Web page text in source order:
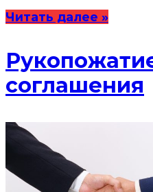
Читать далее »
соглашения